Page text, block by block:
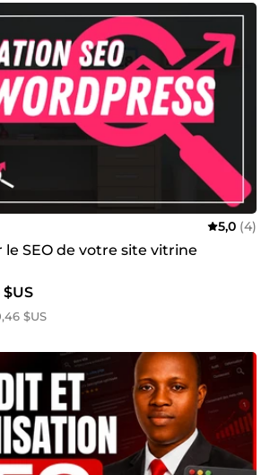
5,0 (4)
le SEO de votre site vitrine
$US